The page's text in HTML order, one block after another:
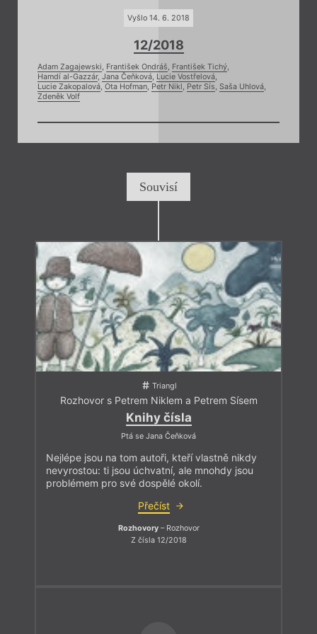
Vyšlo 14. 6. 2018
12/2018
Adam Zagajewski, František Ondráš, František Tichý,
Hamdí al-Gazzár, Jana Čeňková, Lucie Vostřelová,
Lucie Zakopalová, Ota Hofman, Petr Nikl , Petr Sís, Saša Uhlová,
Zdeněk Volf
Souvisí
Triangl
Rozhovor s Petrem Niklem a Petrem Sísem
Knihy čísla
Ptá se Jana Čeňková
Nejlépe jsou na tom autoři, kteří vlastně nikdy
nevyrostou: ti jsou úchvatní, ale mnohdy jsou
problémem pro své dospělé okolí.
Přečíst
Rozhovory– Rozhovor
Z čísla 12/2018